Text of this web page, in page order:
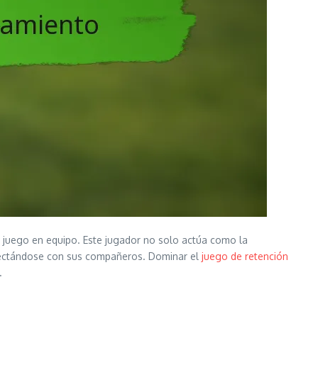
en equipo. Este jugador no solo actúa como la
con sus compañeros. Dominar el juego de retención